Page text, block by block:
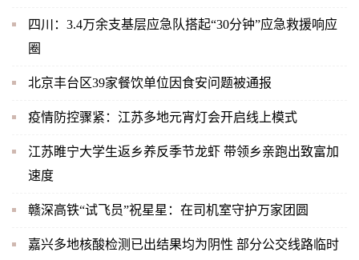
四川：3.4万余支基层应急队搭起“30分钟”应急救援响应
圈
北京丰台区39家餐饮单位因食安问题被通报
疫情防控骤紧：江苏多地元宵灯会开启线上模式
江苏睢宁大学生返乡养反季节龙虾 带领乡亲跑出致富加
速度
赣深高铁“试飞员”祝星星：在司机室守护万家团圆
嘉兴多地核酸检测已出结果均为阴性 部分公交线路临时